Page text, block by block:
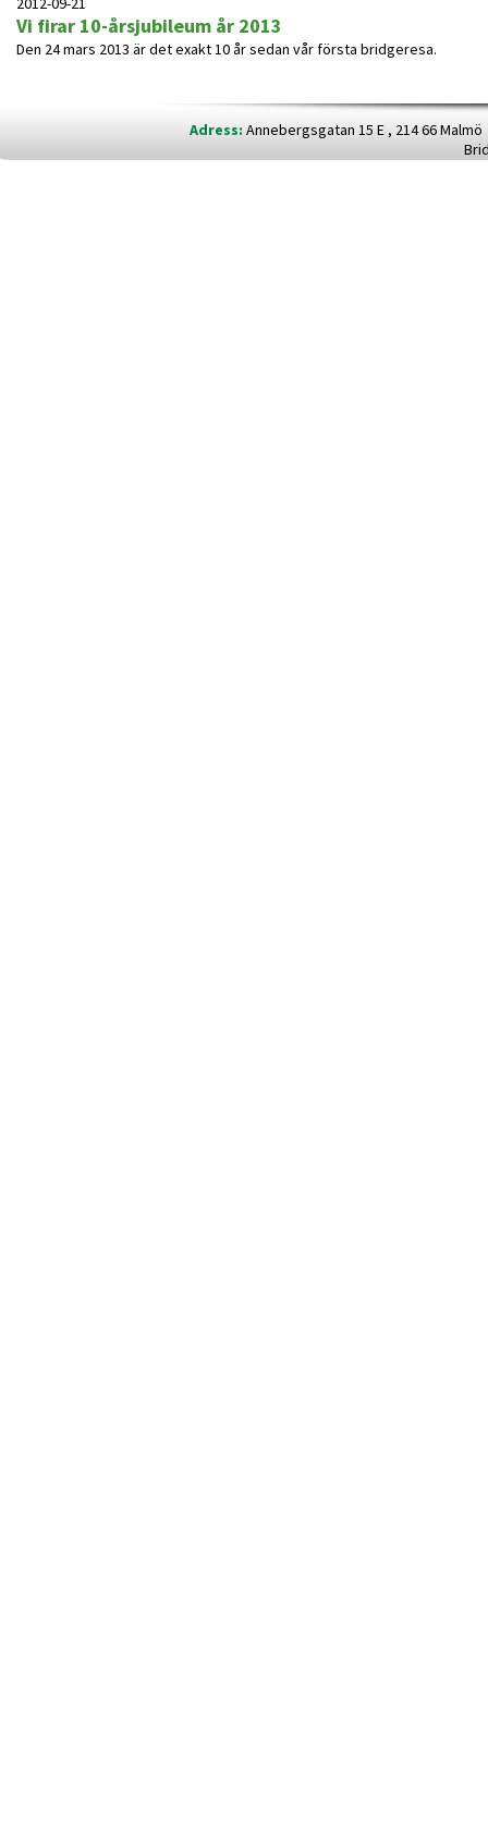
Vi firar 10-årsjubileum år 2013
Den 24 mars 2013 är det exakt 10 år sedan vår första bridgeresa.
Adress:Annebergsgatan 15 E , 214 66